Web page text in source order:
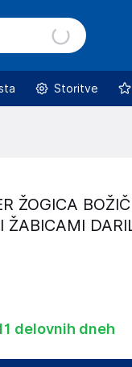
Storitve
ŽOGICA
ŽABICAMI
delovnih dneh